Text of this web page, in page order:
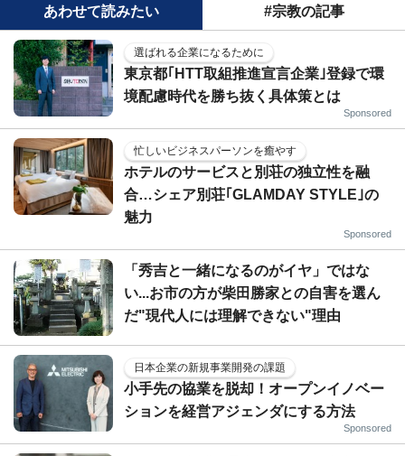
あわせて読みたい #宗教の記事
選ばれる企業になるために
東京都｢HTT取組推進宣言企業｣登録で環
境配慮時代を勝ち抜く具体策とは
Sponsored
忙しいビジネスパーソンを癒やす
ホテルのサービスと別荘の独立性を融
合…シェア別荘｢GLAMDAY STYLE｣の
魅力
Sponsored
「秀吉と一緒になるのがイヤ」ではな
い...お市の方が柴田勝家との自害を選ん
だ"現代人には理解できない"理由
日本企業の新規事業開発の課題
小手先の協業を脱却！オープンイノベー
ションを経営アジェンダにする方法
Sponsored